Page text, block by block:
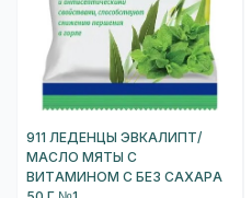
911 ЛЕДЕНЦЫ ЭВКАЛИПТ/
МАСЛО МЯТЫ С
ВИТАМИНОМ С БЕЗ САХАРА